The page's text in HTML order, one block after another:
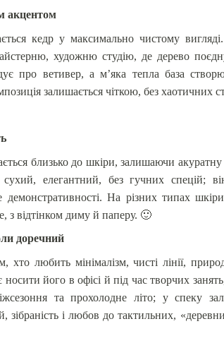
акцентом
кедр у максимально чистому
художню студію, де дерево
про ветивер, а м’яка тепла база
залишається чіткою, без хаотичних
близько до шкіри, залишаючи
елегантний, без гучних спецій;
демонстративності. На різних типах
з відтінком диму й паперу. 🙂
доречний
хто любить мінімалізм, чисті лінії,
носити його в офісі й під час творчих
та прохолодне літо; у спеку
зібраність і любов до тактильних,